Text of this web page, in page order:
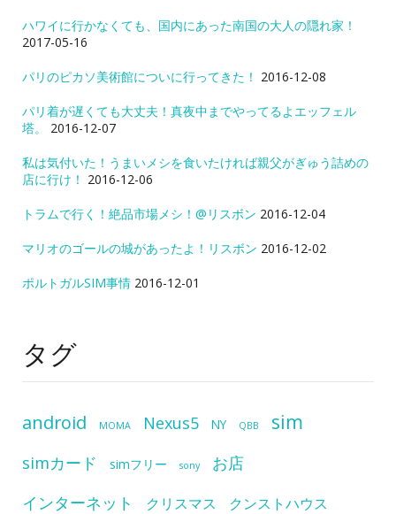
ハワイに行かなくても、国内にあった南国の大人の隠れ家！
2017-05-16
パリのピカソ美術館についに行ってきた！ 2016-12-08
パリ着が遅くても大丈夫！真夜中までやってるよエッフェル
塔。
2016-12-07
私は気付いた！うまいメシを食いたければ親父がぎゅう詰めの
店に行け！ 2016-12-06
トラムで行く！絶品市場メシ！@リスボン 2016-12-04
マリオのゴールの城があったよ！リスボン 2016-12-02
ポルトガルSIM事情 2016-12-01
タグ
android MOMA Nexus5 NY QBB sim
simカード simフリー sony
お店
インターネット
クリスマス クンストハウス